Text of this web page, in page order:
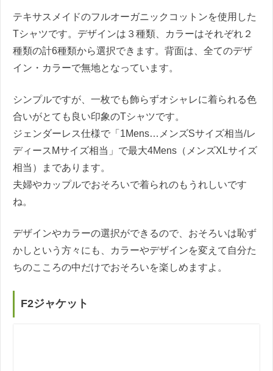
テキサスメイドのフルオーガニックコットンを使用した
Tシャツです。デザインは３種類、カラーはそれぞれ２
種類の計6種類から選択できます。背面は、全てのデザ
イン・カラーで無地となっています。
シンプルですが、一枚でも飾らずオシャレに着られる色
合いがとても良い印象のTシャツです。
ジェンダーレス仕様で「1Mens…メンズSサイズ相当/レ
ディースMサイズ相当」で最大4Mens（メンズXLサイズ
相当）まであります。
夫婦やカップルでおそろいで着られのもうれしいです
ね。
デザインやカラーの選択ができるので、おそろいは恥ず
かしという方々にも、カラーやデザインを変えて自分た
ちのこころの中だけでおそろいを楽しめますよ。
F2ジャケット